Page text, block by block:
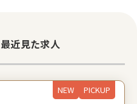
最近見た求人
NEW PICKUP